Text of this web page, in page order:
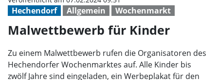
Hechendorf Allgemein Wochenmarkt
Malwettbewerb für Kinder
Zu einem Malwettbewerb rufen die Organisatoren des
Hechendorfer Wochenmarktes auf. Alle Kinder bis
zwölf Jahre sind eingeladen, ein Werbeplakat für den